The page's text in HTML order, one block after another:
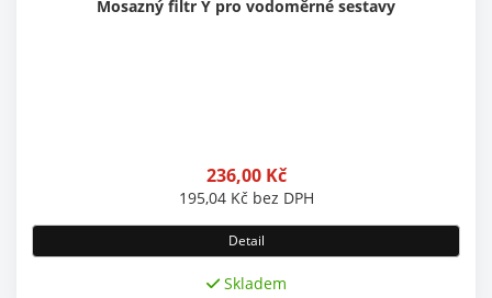
Mosazný filtr Y pro vodoměrné sestavy
236,00 Kč
195,04 Kč bez DPH
Detail
Skladem